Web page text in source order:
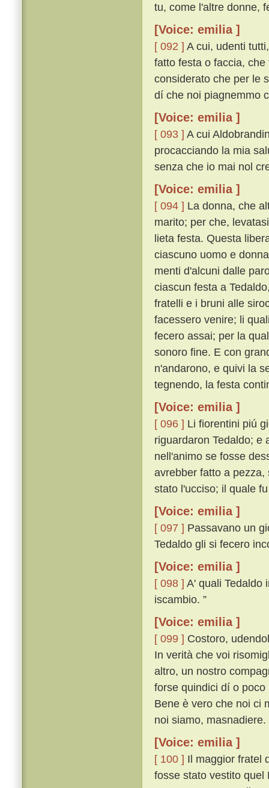
tu, come l'altre donne,
[Voice: emilia ]
[ 092 ] A cui, udenti
fatto festa o faccia,
considerato che per le
dí che noi piagnemmo
[Voice: emilia ]
[ 093 ] A cui
procacciando la mia
senza che io mai nol
[Voice: emilia ]
[ 094 ] La donna, che
marito; per che,
lieta festa. Questa
ciascuno uomo e
menti d'alcuni dalle
ciascun festa a
fratelli e i bruni alle
facessero venire; li
fecero assai; per la
sonoro fine. E con
n'andarono, e quivi la
tegnendo, la festa
[Voice: emilia ]
[ 096 ] Li fiorentini piú
riguardaron Tedaldo; e
nell'animo se fosse
avrebber fatto a
stato l'ucciso; il quale
[Voice: emilia ]
[ 097 ] Passavano un
Tedaldo gli si fecero
[Voice: emilia ]
[ 098 ] A' quali Tedaldo
iscambio. ”
[Voice: emilia ]
[ 099 ] Costoro,
In verità che voi
altro, un nostro
forse quindici dí o
Bene è vero che noi ci
noi siamo, masnadiere.
[Voice: emilia ]
[ 100 ] Il maggior fratel
fosse stato vestito